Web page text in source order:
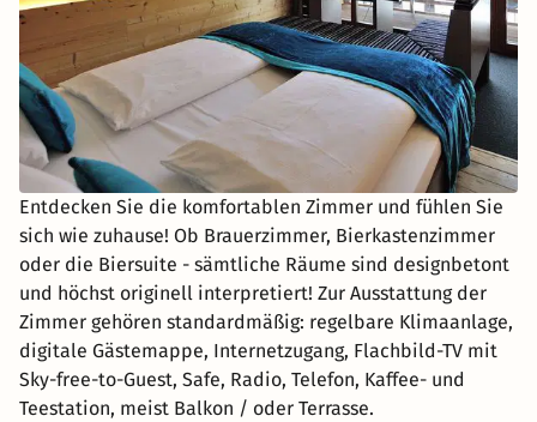
Entdecken Sie die komfortablen Zimmer und fühlen Sie
sich wie zuhause! Ob Brauerzimmer, Bierkastenzimmer
oder die Biersuite - sämtliche Räume sind designbetont
und höchst originell interpretiert! Zur Ausstattung der
Zimmer gehören standardmäßig: regelbare Klimaanlage,
digitale Gästemappe, Internetzugang, Flachbild-TV mit
Sky-free-to-Guest, Safe, Radio, Telefon, Kaffee- und
Teestation, meist Balkon / oder Terrasse.